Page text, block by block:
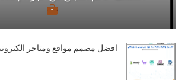
افضل مصمم مواقع ومتاجر